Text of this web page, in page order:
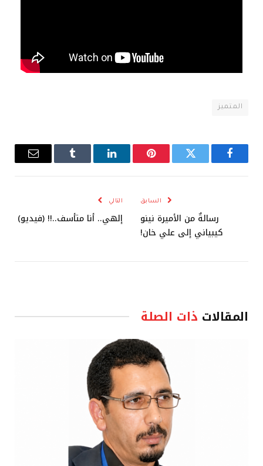
المتميز
فيسبوك تويتر بينتيريستلينكدإن Tumblr
البريد
السابق
رسالةٌ من الأميرة نينو
كيبياني إلى علي خان!
التالي
إلهي.. أنا متأسف..!! (فيديو)
المقالات ذات الصلة